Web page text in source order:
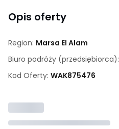
Opis oferty
Region: Marsa El Alam
Biuro podróży (przedsiębiorca):
Kod Oferty: WAK875476